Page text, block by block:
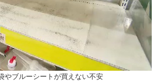
やブルーシートが買えない不安